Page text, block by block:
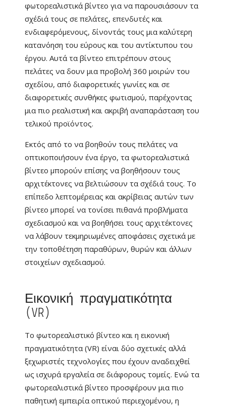
φωτορεαλιστικά βίντεο για να παρουσιάσουν τα
σχέδιά τους σε πελάτες, επενδυτές και
ενδιαφερόμενους, δίνοντάς τους μια καλύτερη
κατανόηση του εύρους και του αντίκτυπου του
έργου. Αυτά τα βίντεο επιτρέπουν στους
πελάτες να δουν μια προβολή 360 μοιρών του
σχεδίου, από διαφορετικές γωνίες και σε
διαφορετικές συνθήκες φωτισμού, παρέχοντας
μια πιο ρεαλιστική και ακριβή αναπαράσταση του
τελικού προϊόντος.
Εκτός από το να βοηθούν τους πελάτες να
οπτικοποιήσουν ένα έργο, τα φωτορεαλιστικά
βίντεο μπορούν επίσης να βοηθήσουν τους
αρχιτέκτονες να βελτιώσουν τα σχέδιά τους. Το
επίπεδο λεπτομέρειας και ακρίβειας αυτών των
βίντεο μπορεί να τονίσει πιθανά προβλήματα
σχεδιασμού και να βοηθήσει τους αρχιτέκτονες
να λάβουν τεκμηριωμένες αποφάσεις σχετικά με
την τοποθέτηση παραθύρων, θυρών και άλλων
στοιχείων σχεδιασμού.
Εικονική πραγματικότητα
(VR)
Το φωτορεαλιστικό βίντεο και η εικονική
πραγματικότητα (VR) είναι δύο σχετικές αλλά
ξεχωριστές τεχνολογίες που έχουν αναδειχθεί
ως ισχυρά εργαλεία σε διάφορους τομείς. Ενώ τα
φωτορεαλιστικά βίντεο προσφέρουν μια πιο
παθητική εμπειρία οπτικού περιεχομένου, η